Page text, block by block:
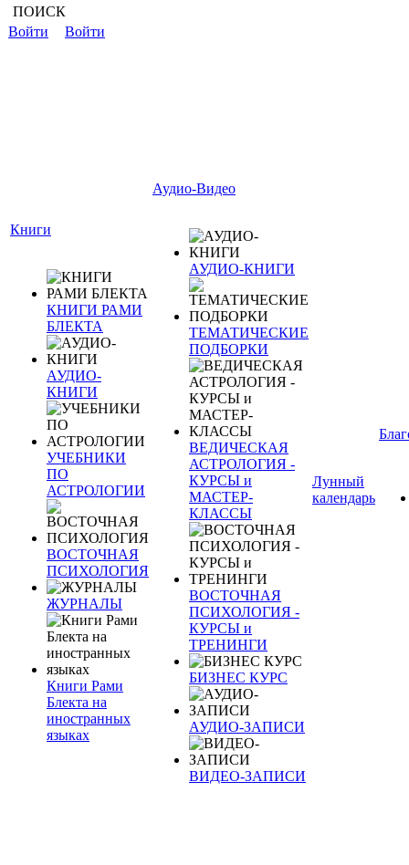
ПОИСК
Войти
Войти
Книги
КНИГИ РАМИ
БЛЕКТА
АУДИО-
КНИГИ
УЧЕБНИКИ
ПО
АСТРОЛОГИИ
ВОСТОЧНАЯ
ПСИХОЛОГИЯ
ЖУРНАЛЫ
Книги Рами
Блекта на
иностранных
языках
Аудио-Видео
АУДИО-КНИГИ
ТЕМАТИЧЕСКИЕ
ПОДБОРКИ
ВЕДИЧЕСКАЯ
АСТРОЛОГИЯ -
КУРСЫ и
МАСТЕР-
КЛАССЫ
ВОСТОЧНАЯ
ПСИХОЛОГИЯ -
КУРСЫ и
ТРЕНИНГИ
БИЗНЕС КУРС
АУДИО-ЗАПИСИ
ВИДЕО-ЗАПИСИ
Лунный
календарь